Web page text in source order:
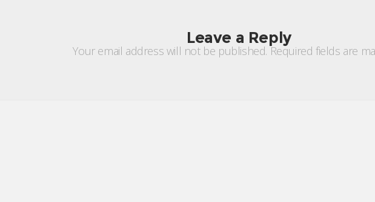
Leave a Reply
Your email address will not be published. Required fields are